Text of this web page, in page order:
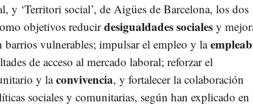
y ‘Territori social’, de Aigües de Barcelona, los dos
objetivos reducirdesigualdades sociales y
barrios vulnerables; impulsar el empleo y la
de acceso al mercado laboral; reforzar el
y laconvivencia, y fortalecer la colaboración
sociales y comunitarias, según han explicado en